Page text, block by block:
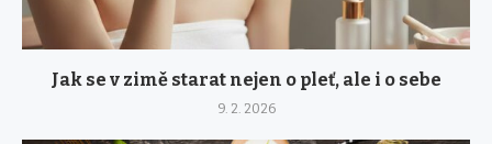
Jak se v zimě starat nejen o pleť, ale i o sebe
9. 2. 2026